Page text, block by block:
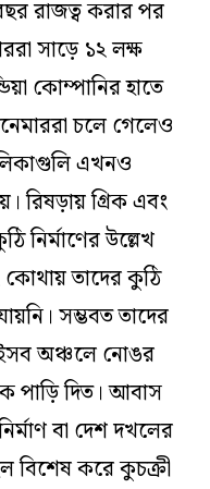
রাজত্ব করার পর
সাড়ে ১২ লক্ষ
কোম্পানির হাতে
চলে গেলেও
এখনও
রিষড়ায় গ্রিক এবং
নির্মাণের উল্লেখ
তাদের কুঠি
সম্ভবত তাদের
অঞ্চলে নোঙর
পাড়ি দিত। আবাস
বা দেশ দখলের
বিশেষ করে কুচক্রী